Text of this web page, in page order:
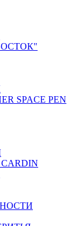
SPACE PEN